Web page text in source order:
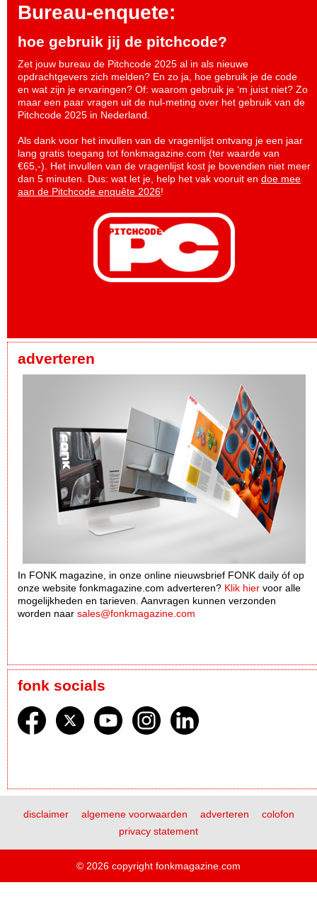
Bureau-enquete:
hoe gebruik jij de pitchcode?
Zet jouw bureau de Pitchcode 2025 al in als nieuwe
opdrachtgevers zich melden? En zo ja, hoe gebruik je de code
en wat zijn je ervaringen? Of: waarom gebruik je ‘m juist niet? Zo
maar een paar vragen uit de nul-meting over het gebruik van de
Pitchcode 2025 in Nederland.
Als dank voor het invullen van de vragenlijst ontvang je een jaar
lang gratis toegang tot fonkmagazine.com (ter waarde van
€65,-). Het invullen van de vragenlijst kost je bovendien niet meer
dan 5 minuten. Dus: wat let je, help het vak vooruit en doe mee
aan de Pitchcode enquête 2026!
adverteren
In FONK magazine, in onze online nieuwsbrief FONK daily óf op
onze website fonkmagazine.com adverteren? Klik hier voor alle
mogelijkheden en tarieven. Aanvragen kunnen verzonden
worden naar sales@fonkmagazine.com
fonk socials
disclaimer algemene voorwaarden adverteren
colofon
privacy statement
© 2026 copyright fonkmagazine.com